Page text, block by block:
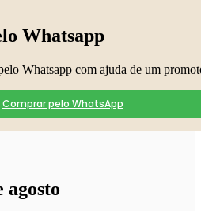
Whatsapp
Whatsapp com ajuda de um
Comprar pelo WhatsApp
agosto